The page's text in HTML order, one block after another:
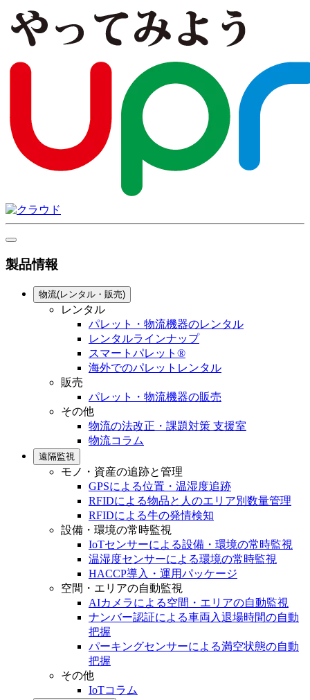
製品情報
物流(レンタル・販売)
レンタル
パレット・物流機器のレンタル
レンタルラインナップ
スマートパレット®
海外でのパレットレンタル
販売
パレット・物流機器の販売
その他
物流の法改正・課題対策 支援室
物流コラム
遠隔監視
モノ・資産の追跡と管理
GPSによる位置・温湿度追跡
RFIDによる物品と人のエリア別数量管理
RFIDによる牛の発情検知
設備・環境の常時監視
IoTセンサーによる設備・環境の常時監視
温湿度センサーによる環境の常時監視
HACCP導入・運用パッケージ
空間・エリアの自動監視
AIカメラによる空間・エリアの自動監視
ナンバー認証による車両入退場時間の自動
把握
パーキングセンサーによる満空状態の自動
把握
その他
IoTコラム